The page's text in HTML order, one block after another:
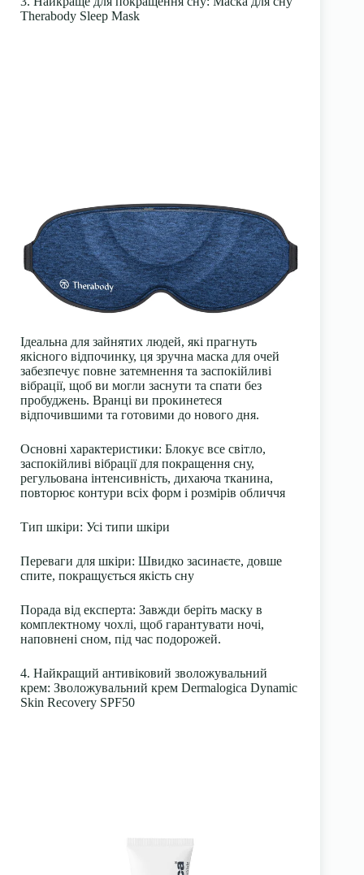
Therabody Sleep Mask
Ідеальна для зайнятих людей, які прагнуть
якісного відпочинку, ця зручна маска для очей
забезпечує повне затемнення та заспокійливі
вібрації, щоб ви могли заснути та спати без
пробуджень. Вранці ви прокинетеся
відпочившими та готовими до нового дня.
Основні характеристики: Блокує все світло,
заспокійливі вібрації для покращення сну,
регульована інтенсивність, дихаюча тканина,
повторює контури всіх форм і розмірів обличчя
Тип шкіри: Усі типи шкіри
Переваги для шкіри: Швидко засинаєте, довше
спите, покращується якість сну
Порада від експерта: Завжди беріть маску в
комплектному чохлі, щоб гарантувати ночі,
наповнені сном, під час подорожей.
4. Найкращий антивіковий зволожувальний
крем: Зволожувальний крем Dermalogica Dynamic
Skin Recovery SPF50